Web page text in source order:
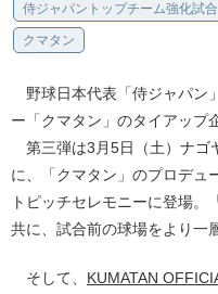
侍ジャパントップチーム強化試
クマタン
野球日本代表「侍ジャパン
ー「クマタン」のタイアップ
第三弾は3月5日（土）ナゴ
に、「クマタン」のプロデュ
トピッチセレモニーに登場。
共に、試合前の球場をより一
そして、 KUMATAN